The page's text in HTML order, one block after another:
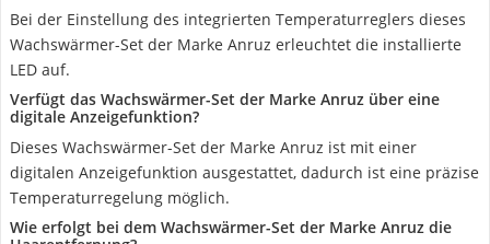
Bei der Einstellung des integrierten Temperaturreglers dieses
Wachswärmer-Set der Marke Anruz erleuchtet die installierte
LED auf.
Verfügt das Wachswärmer-Set der Marke Anruz über eine
digitale Anzeigefunktion?
Dieses Wachswärmer-Set der Marke Anruz ist mit einer
digitalen Anzeigefunktion ausgestattet, dadurch ist eine präzise
Temperaturregelung möglich.
Wie erfolgt bei dem Wachswärmer-Set der Marke Anruz die